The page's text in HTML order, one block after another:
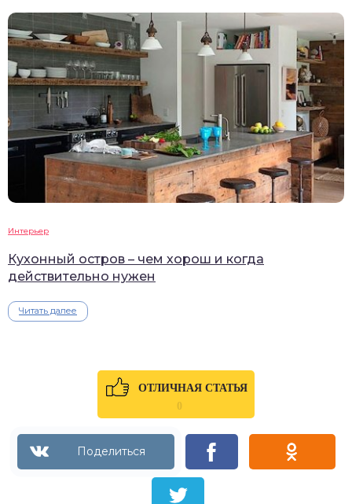
Интерьер
Кухонный остров – чем хорош и когда
действительно нужен
Читать далее
ОТЛИЧНАЯ СТАТЬЯ
0